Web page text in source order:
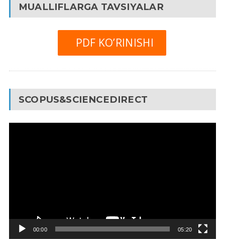
MUALLIFLARGA TAVSIYALAR
PDF KO’RINISHI
SCOPUS&SCIENCEDIRECT
00:00 05:20